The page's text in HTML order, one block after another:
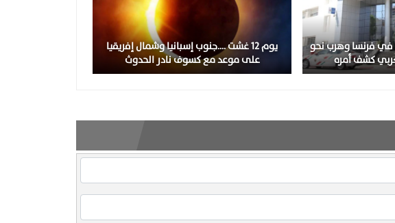
فرنسا وهرب نحو
كشف أمره
يوم 12 غشت ….جنوب إسبانيا وشمال إفريقيا
على موعد مع كسوف نادر الحدوث